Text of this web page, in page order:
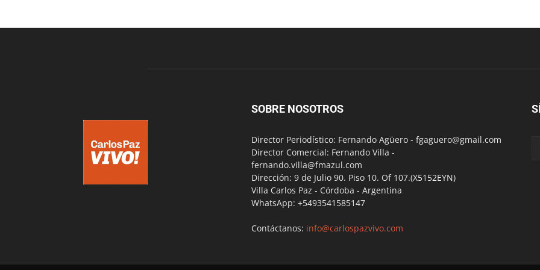
SOBRE NOSOTROS
Director Periodístico: Fernando Agüero - fgaguero@gmail.com
Director Comercial: Fernando Villa -
fernando.villa@fmazul.com
Dirección: 9 de Julio 90. Piso 10. Of 107.(X5152EYN)
Villa Carlos Paz - Córdoba - Argentina
WhatsApp: +5493541585147
Contáctanos: info@carlospazvivo.com